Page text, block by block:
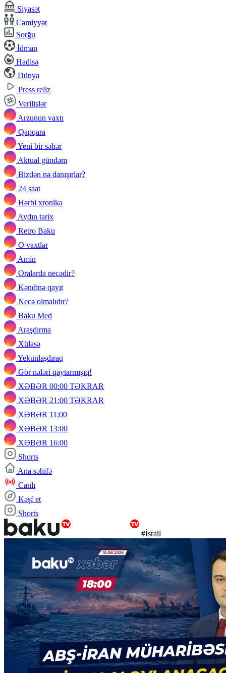
Siyasət
Cəmiyyət
Sorğu
İdman
Hadisə
Dünya
Press reliz
Verilişlər
Arzunun vaxtı
Qapqara
Yeni bir səhər
Aktual gündəm
Bizdən nə danışırlar?
24 saat
Hərbi xronika
Aydın tarix
Retro Baku
O vaxtlar
Amin
Oralarda necədir?
Kəndinə qayıt
Necə olmalıdır?
Baku Med
Araşdırma
Xülasə
Yekunlaşdıraq
Gör nələri qaytarmışıq!
XƏBƏR 00:00 TƏKRAR
XƏBƏR 21:00 TƏKRAR
XƏBƏR 11:00
XƏBƏR 13:00
XƏBƏR 16:00
Shorts
Ana səhifə
Canlı
Kəşf et
Shorts
#İsrail